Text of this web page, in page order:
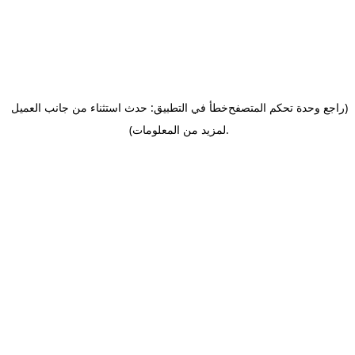
خطأ في التطبيق: حدث استثناء من جانب العميل(راجع وحدة تحكم المتصفح
لمزيد من المعلومات).